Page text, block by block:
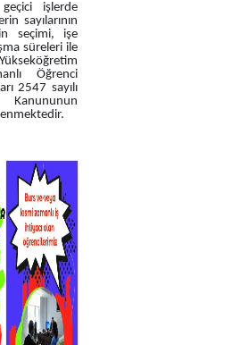
işlerde
sayılarının
seçimi, işe
süreleri ile
Öğrenci
2547 sayılı